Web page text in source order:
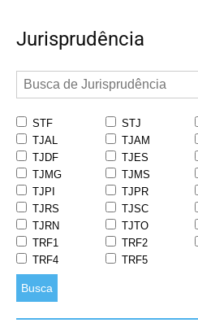
Jurisprudência
STF STJ
TJAL
TJAM
TJDF
TJES
TJMG
TJMS
TJPI
TJPR
TJRS
TJSC
TJRN
TJTO
TRF1
TRF2
TRF4
TRF5
Busca